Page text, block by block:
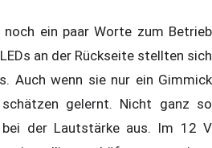
ein paar Worte zum Betrieb
an der Rückseite stellten sich
Auch wenn sie nur ein Gimmick
gelernt. Nicht ganz so
der Lautstärke aus. Im 12 V